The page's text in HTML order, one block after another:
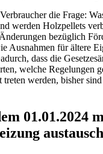
die Frage:
werden Holzpellets
bezüglich
Ausnahmen für ältere
dass die
welche Regelungen
treten werden, bisher
01.01.2024